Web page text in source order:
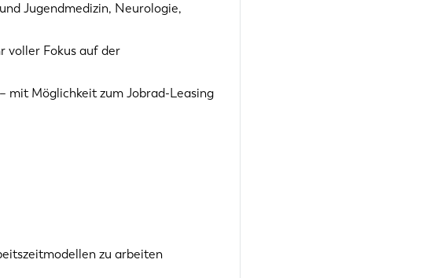
Jugendmedizin, Neurologie,
voller Fokus auf der
mit Möglichkeit zum Jobrad-Leasing
zu arbeiten